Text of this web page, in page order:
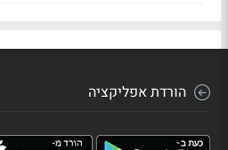
הורדת אפליקציה